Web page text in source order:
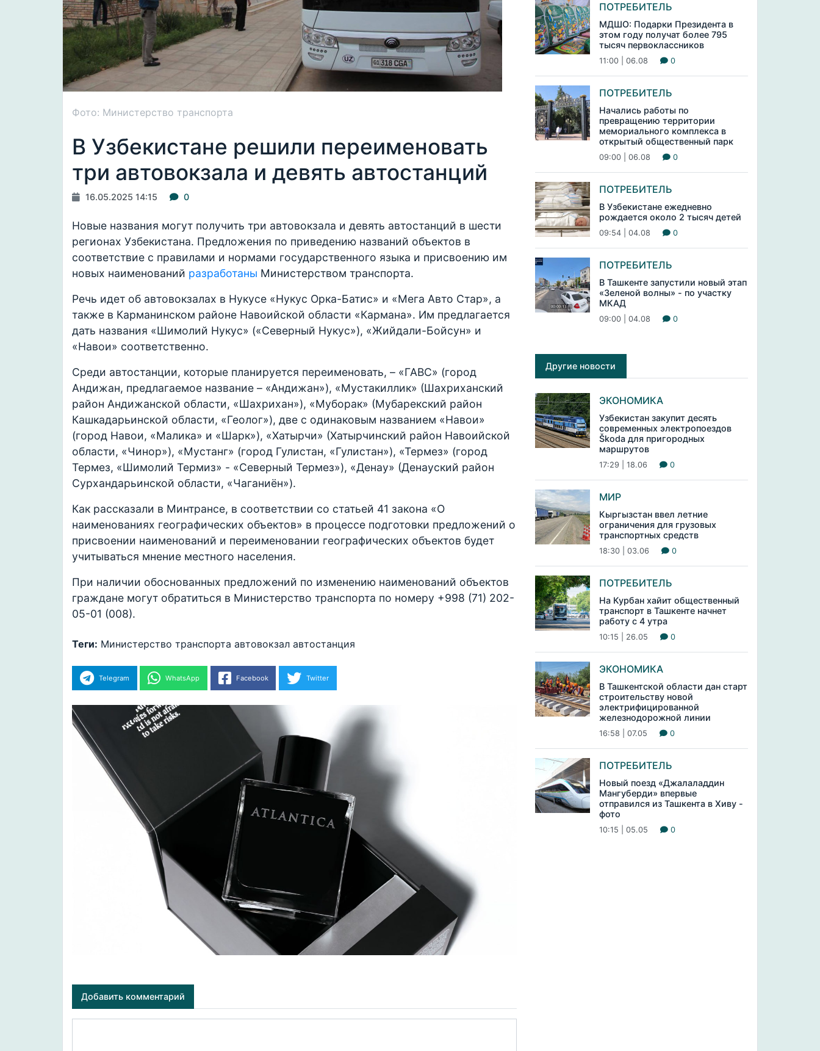
Фото: Министерство транспорта
В Узбекистане решили переименовать
три автовокзала и девять автостанций
16.05.2025 14:15 0
Новые названия могут получить три автовокзала и девять автостанций в шести
регионах Узбекистана. Предложения по приведению названий объектов в
соответствие с правилами и нормами государственного языка и присвоению им
новых наименований разработаны Министерством транспорта.
Речь идет об автовокзалах в Нукусе «Нукус Орка-Батис» и «Мега Авто Стар», а
также в Карманинском районе Навоийской области «Кармана». Им предлагается
дать названия «Шимолий Нукус» («Северный Нукус»), «Жийдали-Бойсун» и
«Навои» соответственно.
Среди автостанции, которые планируется переименовать, – «ГАВС» (город
Андижан, предлагаемое название – «Андижан»), «Мустакиллик» (Шахриханский
район Андижанской области, «Шахрихан»), «Муборак» (Мубарекский район
Кашкадарьинской области, «Геолог»), две с одинаковым названием «Навои»
(город Навои, «Малика» и «Шарк»), «Хатырчи» (Хатырчинский район Навоийской
области, «Чинор»), «Мустанг» (город Гулистан, «Гулистан»), «Термез» (город
Термез, «Шимолий Термиз» - «Северный Термез»), «Денау» (Денауский район
Сурхандарьинской области, «Чаганиён»).
Как рассказали в Минтрансе, в соответствии со статьей 41 закона «О
наименованиях географических объектов» в процессе подготовки предложений о
присвоении наименований и переименовании географических объектов будет
учитываться мнение местного населения.
При наличии обоснованных предложений по изменению наименований объектов
граждане могут обратиться в Министерство транспорта по номеру +998 (71) 202-
05-01 (008).
Теги: Министерство транспорта автовокзал автостанция
Telegram WhatsApp Facebook Twitter
Добавить комментарий
ПОТРЕБИТЕЛЬ
МДШО: Подарки Президента в
этом году получат более 795
тысяч первоклассников
11:00 | 06.08 0
ПОТРЕБИТЕЛЬ
Начались работы по
превращению территории
мемориального комплекса в
открытый общественный парк
09:00 | 06.08 0
ПОТРЕБИТЕЛЬ
В Узбекистане ежедневно
рождается около 2 тысяч детей
09:54 | 04.08 0
ПОТРЕБИТЕЛЬ
В Ташкенте запустили новый этап
«Зеленой волны» - по участку
МКАД
09:00 | 04.08 0
Другие новости
ЭКОНОМИКА
Узбекистан закупит десять
современных электропоездов
Škoda для пригородных
маршрутов
17:29 | 18.06 0
МИР
Кыргызстан ввел летние
ограничения для грузовых
транспортных средств
18:30 | 03.06 0
ПОТРЕБИТЕЛЬ
На Курбан хайит общественный
транспорт в Ташкенте начнет
работу с 4 утра
10:15 | 26.05 0
ЭКОНОМИКА
В Ташкентской области дан старт
строительству новой
электрифицированной
железнодорожной линии
16:58 | 07.05 0
ПОТРЕБИТЕЛЬ
Новый поезд «Джалаладдин
Мангуберди» впервые
отправился из Ташкента в Хиву -
фото
10:15 | 05.05 0